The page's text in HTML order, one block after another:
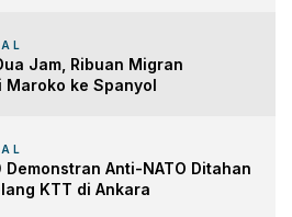
Jam, Ribuan Migran
Maroko ke Spanyol
Demonstran Anti-NATO Ditahan
KTT di Ankara